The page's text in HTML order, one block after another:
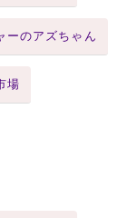
ーのアズちゃん
場